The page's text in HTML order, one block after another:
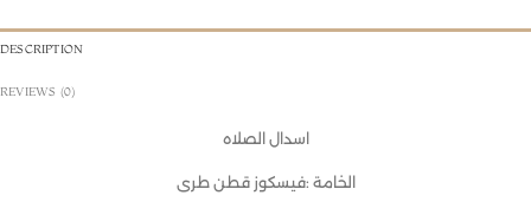
DESCRIPTION
REVIEWS (0)
اسدال الصلاه
الخامة :فيسكوز قطن طرى